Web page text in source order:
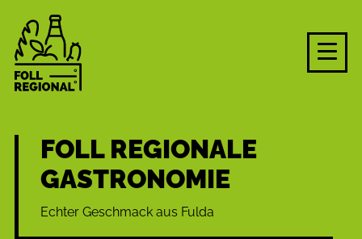
FOLL REGIONALE
GASTRONOMIE
Echter Geschmack aus Fulda